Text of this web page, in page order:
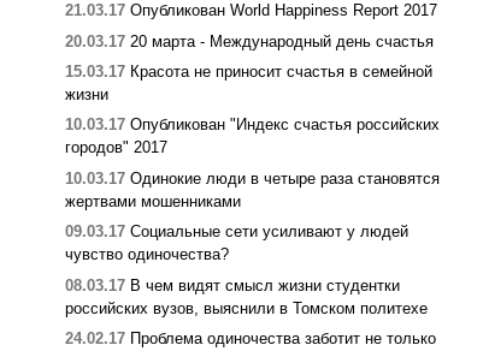
21.03.17 Опубликован World Happiness Report 2017
20.03.17 20 марта - Международный день счастья
15.03.17 Красота не приносит счастья в семейной
жизни
10.03.17 Опубликован "Индекс счастья российских
городов" 2017
10.03.17 Одинокие люди в четыре раза становятся
жертвами мошенниками
09.03.17 Социальные сети усиливают у людей
чувство одиночества?
08.03.17 В чем видят смысл жизни студентки
российских вузов, выяснили в Томском политехе
24.02.17 Проблема одиночества заботит не только